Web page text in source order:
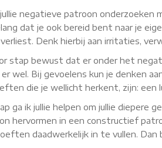
negatieve patroon
dat je ook bereid bent naar je
Denk hierbij aan irritaties,
stap bewust dat er onder het
wel. Bij gevoelens kun je denken
die je wellicht herkent, zijn: een
ga ik jullie helpen om jullie diepere
hervormen in een constructief
daadwerkelijk in te vullen. Dan